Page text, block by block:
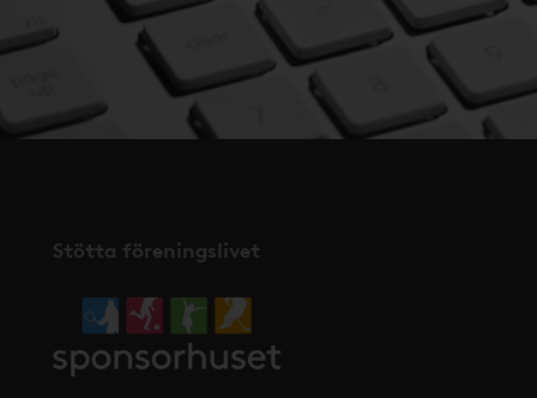
Stötta föreningslivet